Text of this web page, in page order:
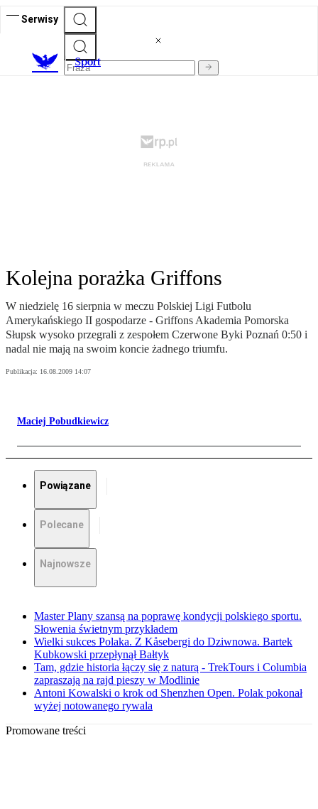
Serwisy
Sport
Kolejna porażka Griffons
W niedzielę 16 sierpnia w meczu Polskiej Ligi Futbolu
Amerykańskiego II gospodarze - Griffons Akademia Pomorska
Słupsk wysoko przegrali z zespołem Czerwone Byki Poznań 0:50 i
nadal nie mają na swoim koncie żadnego triumfu.
Publikacja: 16.08.2009 14:07
Maciej Pobudkiewicz
Powiązane
Polecane
Najnowsze
Master Plany szansą na poprawę kondycji polskiego sportu.
Słowenia świetnym przykładem
Wielki sukces Polaka. Z Kåsebergi do Dziwnowa. Bartek
Kubkowski przepłynął Bałtyk
Tam, gdzie historia łączy się z naturą - TrekTours i Columbia
zapraszają na rajd pieszy w Modlinie
Antoni Kowalski o krok od Shenzhen Open. Polak pokonał
wyżej notowanego rywala
Promowane treści